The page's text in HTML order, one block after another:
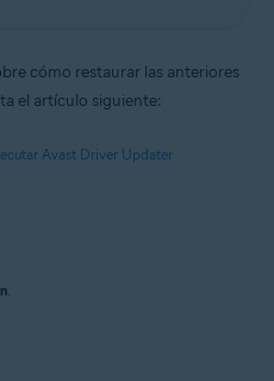
cómo restaurar las anteriores
el artículo siguiente:
Avast Driver Updater
.